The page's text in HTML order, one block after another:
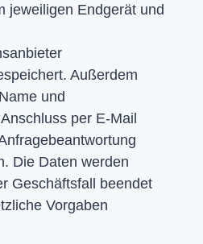
jeweiligen Endgerät und
Außerdem
und
per E-Mail
Die Daten werden
Geschäftsfall beendet
Vorgaben